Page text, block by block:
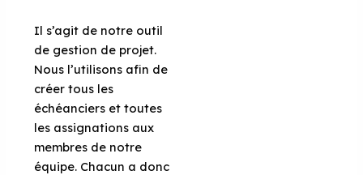
Il s’agit de notre outil
de gestion de projet.
Nous l’utilisons afin de
créer tous les
échéanciers et toutes
les assignations aux
membres de notre
équipe. Chacun a donc